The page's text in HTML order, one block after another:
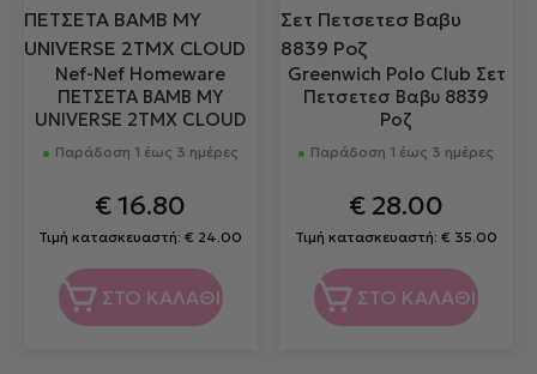
Nef-Nef Homeware
ΠΕΤΣΕΤΑ BAMB MY
UNIVERSE 2ΤΜΧ CLOUD
Παράδοση 1 έως 3 ημέρες
€16.80
Τιμή κατασκευαστή:€ 24.00
ΣΤΟ ΚΑΛΑΘΙ
Greenwich Polo Club Σετ
Πετσετεσ Βαβυ 8839
Ροζ
Παράδοση 1 έως 3 ημέρες
€ 28.00
Τιμή κατασκευαστή:€ 35.00
ΣΤΟ ΚΑΛΑΘΙ